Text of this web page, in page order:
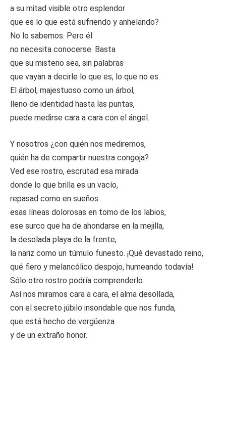
a su mitad visible otro esplendor
que es lo que está sufriendo y anhelando?
No lo sabemos. Pero él
no necesita conocerse. Basta
que su misterio sea, sin palabras
que vayan a decirle lo que es, lo que no es.
El árbol, majestuoso como un árbol,
lleno de identidad hasta las puntas,
puede medirse cara a cara con el ángel.
Y nosotros ¿con quién nos mediremos,
quién ha de compartir nuestra congoja?
Ved ese rostro, escrutad esa mirada
donde lo que brilla es un vacío,
repasad como en sueños
esas líneas dolorosas en tomo de los labios,
ese surco que ha de ahondarse en la mejilla,
la desolada playa de la frente,
la nariz como un túmulo funesto. ¡Qué devastado reino,
qué fiero y melancólico despojo, humeando todavía!
Sólo otro rostro podría comprenderlo.
Así nos miramos cara a cara, el alma desollada,
con el secreto júbilo insondable que nos funda,
que está hecho de vergüenza
y de un extraño honor.